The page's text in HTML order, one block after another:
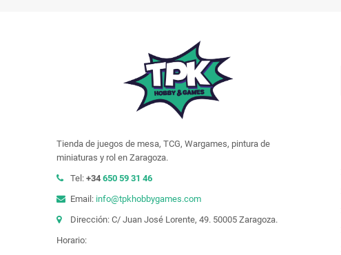
Tienda de juegos de mesa, TCG, Wargames, pintura de
miniaturas y rol en Zaragoza.
Tel: +34 650 59 31 46
Email: info@tpkhobbygames.com
Dirección: C/ Juan José Lorente, 49. 50005 Zaragoza.
Horario: